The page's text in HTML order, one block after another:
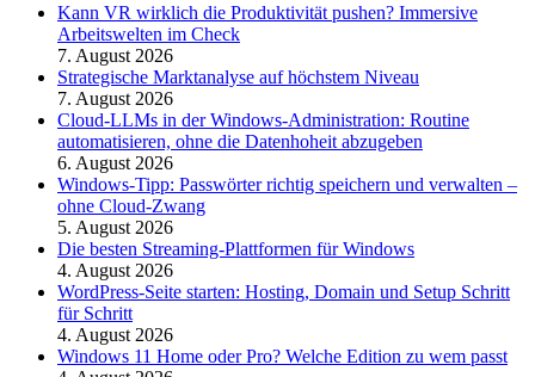
Kann VR wirklich die Produktivität pushen? Immersive
Arbeitswelten im Check
7. August 2026
Strategische Marktanalyse auf höchstem Niveau
7. August 2026
Cloud-LLMs in der Windows-Administration: Routine
automatisieren, ohne die Datenhoheit abzugeben
6. August 2026
Windows-Tipp: Passwörter richtig speichern und verwalten –
ohne Cloud-Zwang
5. August 2026
Die besten Streaming-Plattformen für Windows
4. August 2026
WordPress-Seite starten: Hosting, Domain und Setup Schritt
für Schritt
4. August 2026
Windows 11 Home oder Pro? Welche Edition zu wem passt